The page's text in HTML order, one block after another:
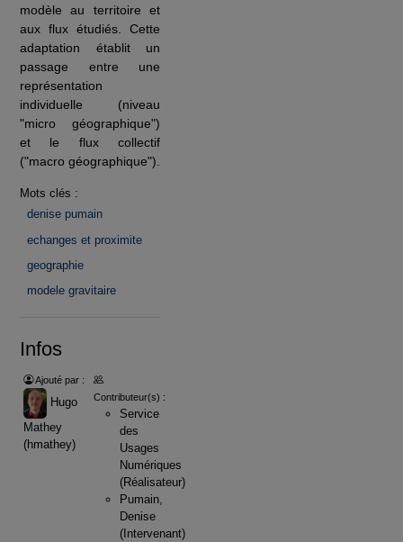
modèle au territoire et
aux flux étudiés. Cette
adaptation établit un
passage entre une
représentation
individuelle (niveau
"micro géographique")
et le flux collectif
("macro géographique").
Mots clés :
denise pumain
echanges et proximite
geographie
modele gravitaire
Infos
Ajouté par :
Hugo
Mathey
(hmathey)
Contributeur(s) :
Service
des
Usages
Numériques
(Réalisateur)
Pumain,
Denise
(Intervenant)